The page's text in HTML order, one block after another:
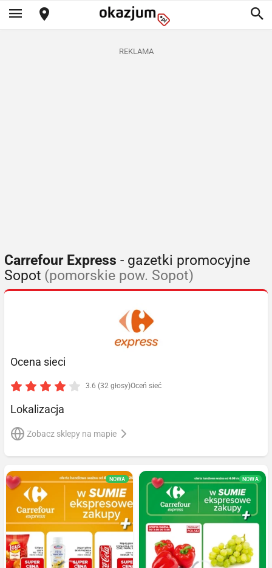
REKLAMA
Carrefour Express - gazetki promocyjne
Sopot (pomorskie pow. Sopot)
Ocena sieci
3.6 (32 głosy)Oceń sieć
Lokalizacja
Zobacz sklepy na mapie
NOWA NOWA